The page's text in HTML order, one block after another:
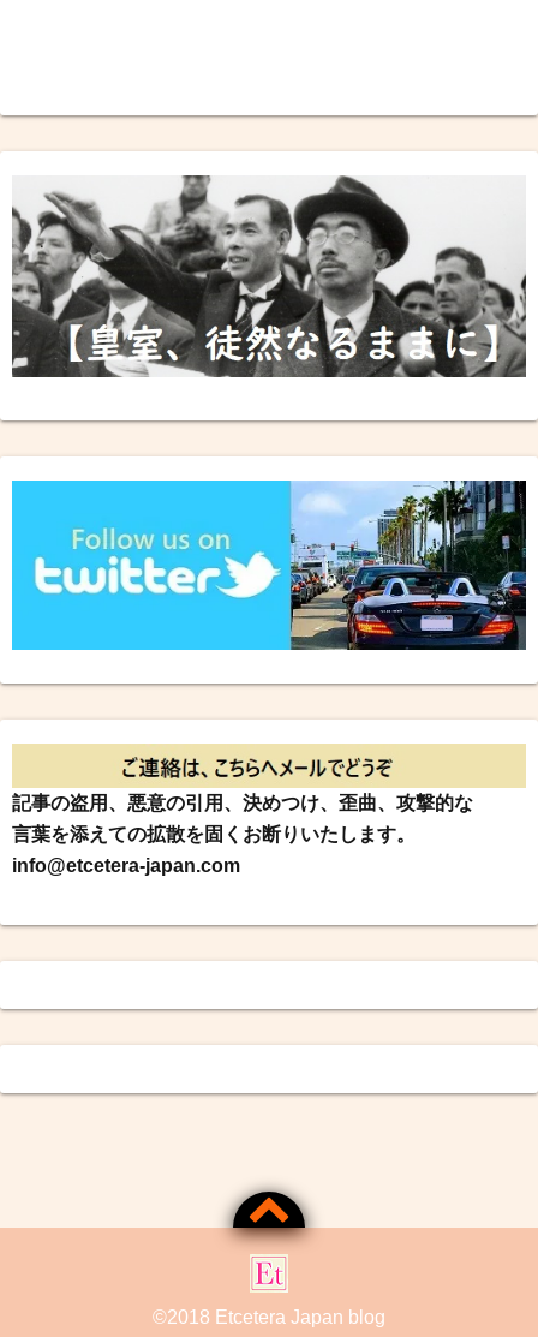
記事の盗用、悪意の引用、決めつけ、歪曲、攻撃的な
言葉を添えての拡散を固くお断りいたします。
info@etcetera-japan.com
©2018 Etcetera Japan blog